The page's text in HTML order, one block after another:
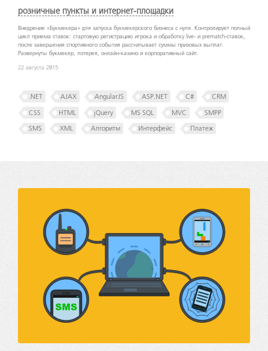
розничные пункты и интернет-площадки
Внедрение «Букмекера» для запуска букмекерского бизнеса с нуля. Контролирует полный
цикл приема ставок: стартовую регистрацию игрока и обработку live- и prematch-ставок,
после завершения спортивного события рассчитывает суммы призовых выплат.
Развернуты букмекер, лотерея, онлайн-казино и корпоративный сайт.
22 августа 2015
.NET AJAX AngularJS ASP.NET C# CRM
CSS HTML jQuery MS SQL MVC SMPP
SMS XML Алгоритм Интерфейс Платеж